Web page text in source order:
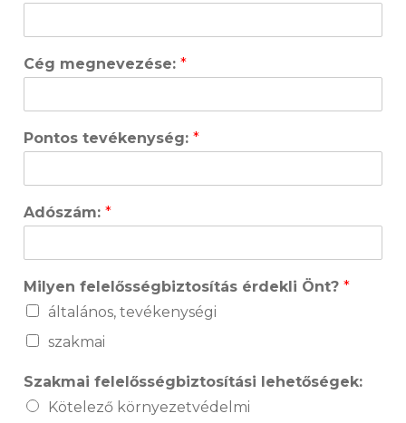
Cég megnevezése: *
Pontos tevékenység: *
Adószám: *
Milyen felelősségbiztosítás érdekli Önt? *
általános, tevékenységi
szakmai
Szakmai felelősségbiztosítási lehetőségek:
Kötelező környezetvédelmi